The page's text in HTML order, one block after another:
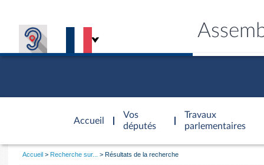
Accueil
d'accueil
Vos
députés
Travaux
parlementaires
Vous
Accueil Recherche sur... Résultats de la recherche